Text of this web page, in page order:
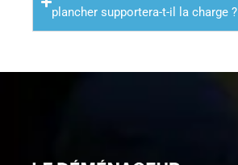
plancher supportera-t-il la charge ?